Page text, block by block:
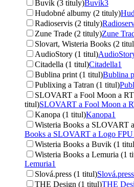
Buvik (3 tituly)Buvik3
Hudobné albumy (2 tituly)
Radioservis (2 tituly)
Zune Trade (2 tituly)Zune
Slovart, Wisteria Books (2
AudioStory (1 titul)
Citadella (1 titul)Citadella1
Bublina print (1 titul)Bublina
Publixing a Tatran (1 titul)
SLOVART a Fool Moon a
titul)SLOVART a Fool Moon a
Kanopa (1 titul)Kanopa1
Wisteria Books a SLOVART
Books a SLOVART a Logo FPU
Wisteria Books a Buvik (1
Wisteria Books a Lemuria (1
Lemuria1
Slová.press (1 titul)Slová.press
THE Design (1 titul)THE